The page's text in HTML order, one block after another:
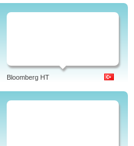
Bloomberg HT